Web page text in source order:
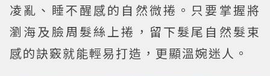
凌亂、睡不醒感的自然微捲。只要掌握將
瀏海及臉周髮絲上捲，留下髮尾自然髮束
感的訣竅就能輕易打造，更顯溫婉迷人。